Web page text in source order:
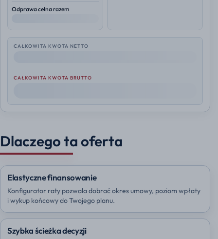
Odprawa celna razem
CAŁKOWITA KWOTA NETTO
CAŁKOWITA KWOTA BRUTTO
Dlaczego ta oferta
Elastyczne finansowanie
Konfigurator raty pozwala dobrać okres umowy, poziom wpłaty
i wykup końcowy do Twojego planu.
Szybka ścieżka decyzji